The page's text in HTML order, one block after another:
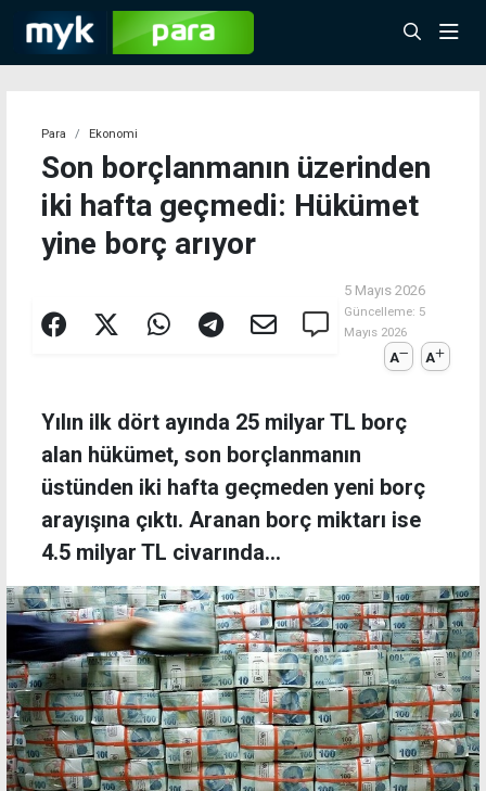
Para Ekonomi
Son borçlanmanın üzerinden
iki hafta geçmedi: Hükümet
yine borç arıyor
5 Mayıs 2026
Güncelleme: 5
Mayıs 2026
A A
Yılın ilk dört ayında 25 milyar TL borç
alan hükümet, son borçlanmanın
üstünden iki hafta geçmeden yeni borç
arayışına çıktı. Aranan borç miktarı ise
4.5 milyar TL civarında...